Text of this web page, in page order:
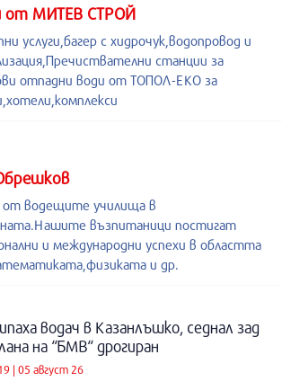
от МИТЕВ СТРОЙ
услуги,багер с хидрочук,водопровод и
станции за
отпадни води от ТОПОЛ-ЕКО за
от водещите училища в
възпитаници постигат
и международни успехи в областта
и др.
водач в Казанлъшко, седнал зад
на “БМВ“ дрогиран
| 05 август 26